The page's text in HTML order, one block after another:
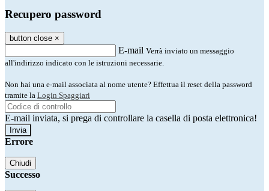
Recupero password
button close ×
E-mail Verrà inviato un messaggio
all'indirizzo indicato con le istruzioni necessarie.
Non hai una e-mail associata al nome utente? Effettua il reset della password
tramite la Login Spaggiari
E-mail inviata, si prega di controllare la casella di posta elettronica!
Errore
Chiudi
Successo